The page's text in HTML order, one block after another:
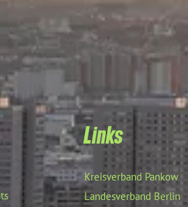
Links
Kreisverband Pankow
Landesverband Berlin